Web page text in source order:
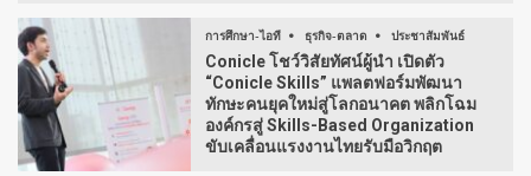
การศึกษา-ไอที ธุรกิจ-ตลาด ประชาสัมพันธ์
Conicle โชว์วิสัยทัศน์ผู้นำ เปิดตัว
“Conicle Skills” แพลตฟอร์มพัฒนา
ทักษะคนยุคใหม่สู่โลกอนาคต พลิกโฉม
องค์กรสู่ Skills-Based Organization
ขับเคลื่อนแรงงานไทยรับมือวิกฤต